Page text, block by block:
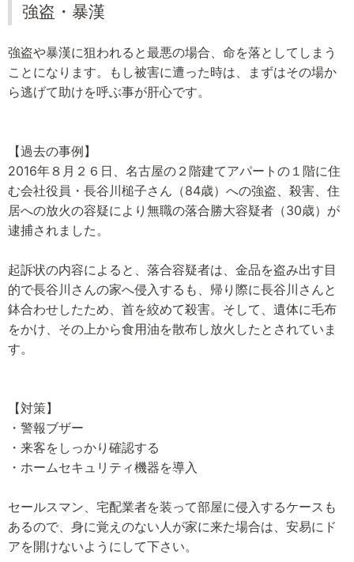
強盗・暴漢
強盗や暴漢に狙われると最悪の場合、命を落としてしまう
ことになります。もし被害に遭った時は、まずはその場か
ら逃げて助けを呼ぶ事が肝心です。
【過去の事例】
2016年８月２６日、名古屋の２階建てアパートの１階に住
む会社役員・長谷川槌子さん（84歳）への強盗、殺害、住
居への放火の容疑により無職の落合勝大容疑者（30歳）が
逮捕されました。
起訴状の内容によると、落合容疑者は、金品を盗み出す目
的で長谷川さんの家へ侵入するも、帰り際に長谷川さんと
鉢合わせしたため、首を絞めて殺害。そして、遺体に毛布
をかけ、その上から食用油を散布し放火したとされていま
す。
【対策】
・警報ブザー
・来客をしっかり確認する
・ホームセキュリティ機器を導入
セールスマン、宅配業者を装って部屋に侵入するケースも
あるので、身に覚えのない人が家に来た場合は、安易にド
アを開けないようにして下さい。